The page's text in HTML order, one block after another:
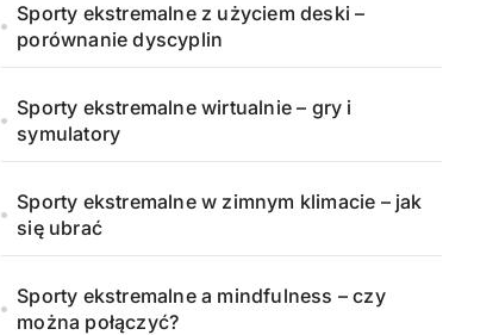
Sporty ekstremalne z użyciem deski –
porównanie dyscyplin
Sporty ekstremalne wirtualnie – gry i
symulatory
Sporty ekstremalne w zimnym klimacie – jak
się ubrać
Sporty ekstremalne a mindfulness – czy
można połączyć?